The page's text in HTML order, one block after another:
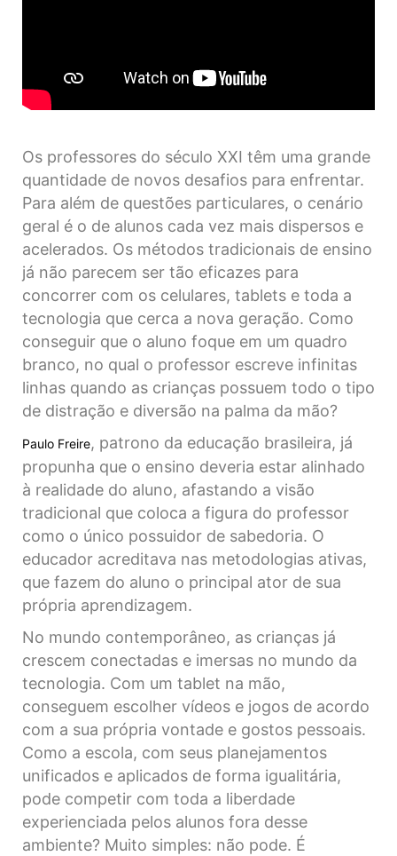
Os professores do século XXI têm uma grande
quantidade de novos desafios para enfrentar.
Para além de questões particulares, o cenário
geral é o de alunos cada vez mais dispersos e
acelerados. Os métodos tradicionais de ensino
já não parecem ser tão eficazes para
concorrer com os celulares, tablets e toda a
tecnologia que cerca a nova geração. Como
conseguir que o aluno foque em um quadro
branco, no qual o professor escreve infinitas
linhas quando as crianças possuem todo o tipo
de distração e diversão na palma da mão?
Paulo Freire, patrono da educação brasileira, já
propunha que o ensino deveria estar alinhado
à realidade do aluno, afastando a visão
tradicional que coloca a figura do professor
como o único possuidor de sabedoria. O
educador acreditava nas metodologias ativas,
que fazem do aluno o principal ator de sua
própria aprendizagem.
No mundo contemporâneo, as crianças já
crescem conectadas e imersas no mundo da
tecnologia. Com um tablet na mão,
conseguem escolher vídeos e jogos de acordo
com a sua própria vontade e gostos pessoais.
Como a escola, com seus planejamentos
unificados e aplicados de forma igualitária,
pode competir com toda a liberdade
experienciada pelos alunos fora desse
ambiente? Muito simples: não pode. É